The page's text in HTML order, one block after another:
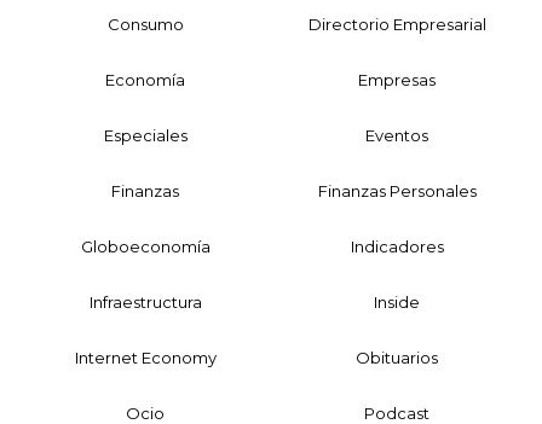
Consumo Directorio Empresarial
Economía Empresas
Especiales Eventos
Finanzas Finanzas Personales
Globoeconomía Indicadores
Infraestructura Inside
Internet Economy Obituarios
Ocio Podcast